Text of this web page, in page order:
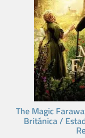
The Magic
Británica /